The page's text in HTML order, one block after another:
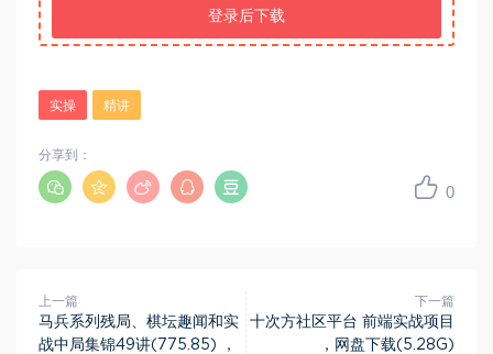
登录后下载
实操 精讲
0
分享到：
上一篇
马兵系列残局、棋坛趣闻和实
战中局集锦49讲(775.85) ，
下一篇
十次方社区平台 前端实战项目
，网盘下载(5.28G)